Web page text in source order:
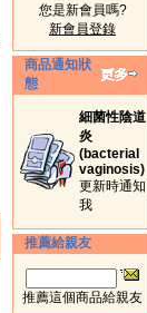
您是新會員嗎?
新會員登錄
商品通知狀
態
細菌性陰道
炎
(bacterial
vaginosis)
更新時通知
我
推薦給親友
推薦這個商品給親友